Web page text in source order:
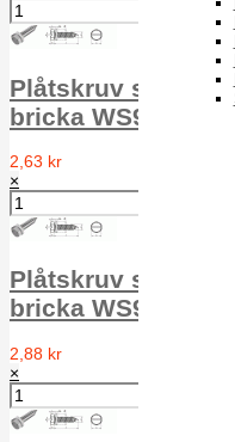
Plåtskruv
bricka WS9230 A2
2,63 kr
×
Plåtskruv
bricka WS9230
2,88 kr
×